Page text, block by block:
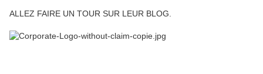
ALLEZ FAIRE UN TOUR SUR LEUR BLOG.